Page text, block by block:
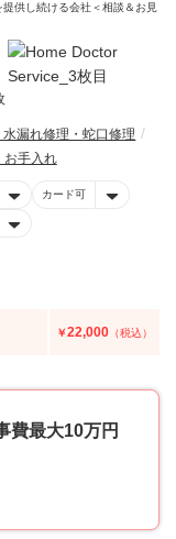
提供し続ける会社＜相談＆お見
水漏れ修理・蛇口修理
お手入れ
カード可
￥22,000 （税込）
費最大10万円